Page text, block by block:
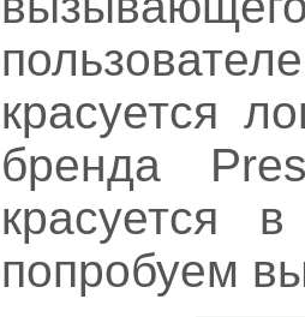
красуется
бренда
красуется
попробуем